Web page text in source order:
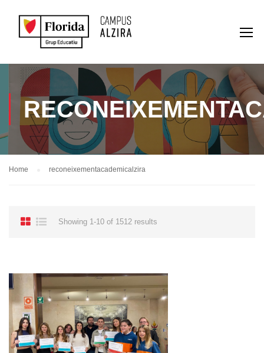
Home reconeixementacademicalzira
Showing 1-10 of 1512 results